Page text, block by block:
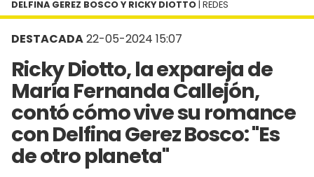
DESTACADA22-05-2024 15:07
Ricky Diotto, la expareja de
María Fernanda Callejón,
contó cómo vive su romance
con Delfina Gerez Bosco: "Es
de otro planeta"
DELFINA GEREZ BOSCO Y RICKY DIOTTO | REDES